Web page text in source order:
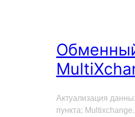
Актуализация
пункта: